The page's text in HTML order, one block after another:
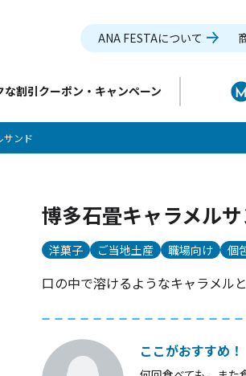
ANA FESTAについて
な割引クーポン・キャンペーン
サンド
博多石畳キャラメル
洋菓子 ご当地土産 職場向け 個
口の中で溶けるようなキャラメル
ここがおすすめ！